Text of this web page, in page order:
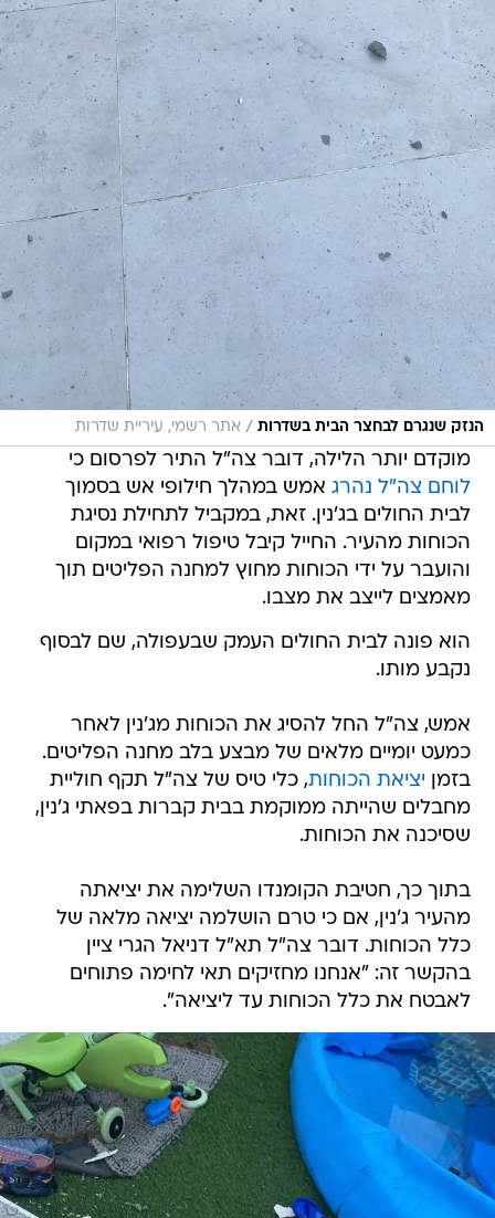
הנזק שנגרם לבחצר הבית בשדרות / אתר רשמי, עיריית שדרות
מוקדם יותר הלילה, דובר צה"ל התיר לפרסום כי
לוחם צה"ל נהרג אמש במהלך חילופי אש בסמוך
לבית החולים בג'נין. זאת, במקביל לתחילת נסיגת
הכוחות מהעיר. החייל קיבל טיפול רפואי במקום
והועבר על ידי הכוחות מחוץ למחנה הפליטים תוך
מאמצים לייצב את מצבו.
הוא פונה לבית החולים העמק שבעפולה, שם לבסוף
נקבע מותו.
אמש, צה"ל החל להסיג את הכוחות מג'נין לאחר
כמעט יומיים מלאים של מבצע בלב מחנה הפליטים.
בזמן יציאת הכוחות, כלי טיס של צה"ל תקף חוליית
מחבלים שהייתה ממוקמת בבית קברות בפאתי ג'נין,
שסיכנה את הכוחות.
בתוך כך, חטיבת הקומנדו השלימה את יציאתה
מהעיר ג'נין, אם כי טרם הושלמה יציאה מלאה של
כלל הכוחות. דובר צה"ל תא"ל דניאל הגרי ציין
בהקשר זה: "אנחנו מחזיקים תאי לחימה פתוחים
לאבטח את כלל הכוחות עד ליציאה".